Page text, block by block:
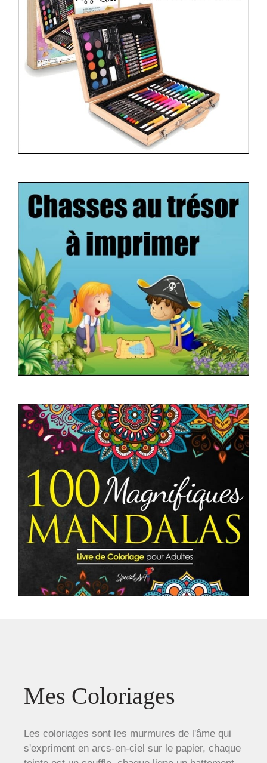
Mes Coloriages
Les coloriages sont les murmures de l'âme qui
s'expriment en arcs-en-ciel sur le papier, chaque